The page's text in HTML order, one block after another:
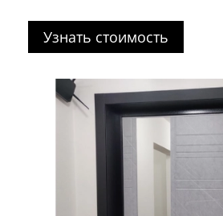
Узнать стоимость